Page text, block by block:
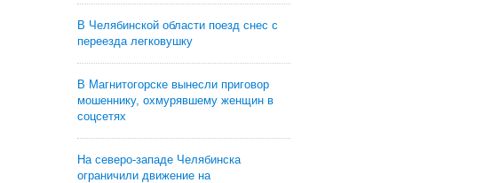
В Челябинской области поезд снес с
переезда легковушку
В Магнитогорске вынесли приговор
мошеннику, охмурявшему женщин в
соцсетях
На северо-западе Челябинска
ограничили движение на